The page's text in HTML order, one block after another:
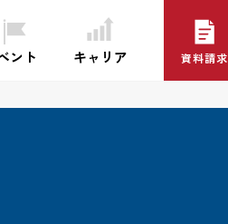
ント キャリア 資料請求